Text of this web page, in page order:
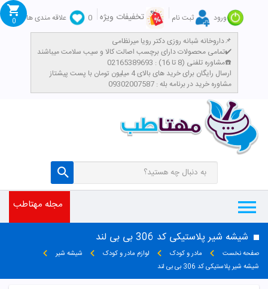
ورود ثبت نام تخفیفات ویژه 0
علاقه مندی ها
داروخانه شبانه روزی دکتر رویا میرنظامی📌
تمامی محصولات دارای برچسب اصالت کالا و سیب سلامت میباشند✔️
مشاوره تلفنی (8 تا 16) : 02165389693☎️
​ارسال رایگان برای خرید های بالای 4 میلیون تومان با پست پیشتاز
مشاوره خرید در برنامه بله : 09302007587
0
مجله مهتاطب
شیشه شیر پلاستیکی کد 306 بی بی لند
صفحه نخست مادر و کودک لوازم مادر و کودک
شیشه شیر
شیشه شیر پلاستیکی کد 306 بی بی لند